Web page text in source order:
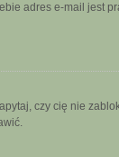
adres e-mail jest
czy cię nie